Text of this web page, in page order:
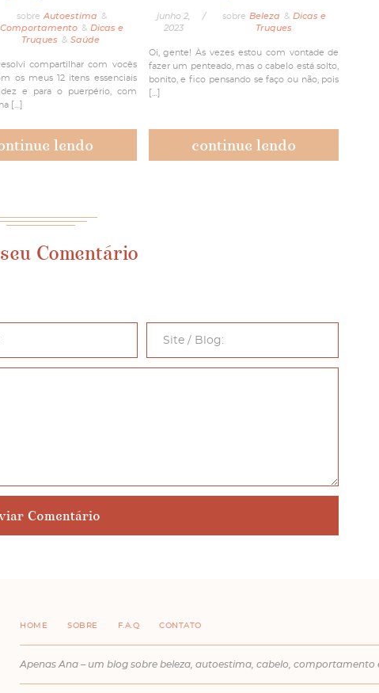
sobre Autoestima
&
Comportamento & Dicas e
Truques
& Saúde
compartilhar com vocês
os meus 12 itens essenciais
e para o puerpério, com
[…]
lendo
junho 2,
2023
/ sobre Beleza & Dicas e
Truques
Oi, gente! Às vezes estou com vontade de
fazer um penteado, mas o cabelo está solto,
bonito, e fico pensando se faço ou não, pois
[…]
continue lendo
Comentário
HOME SOBRE F.A.Q CONTATO
Apenas Ana – um blog sobre beleza, autoestima, cabelo, comportamento